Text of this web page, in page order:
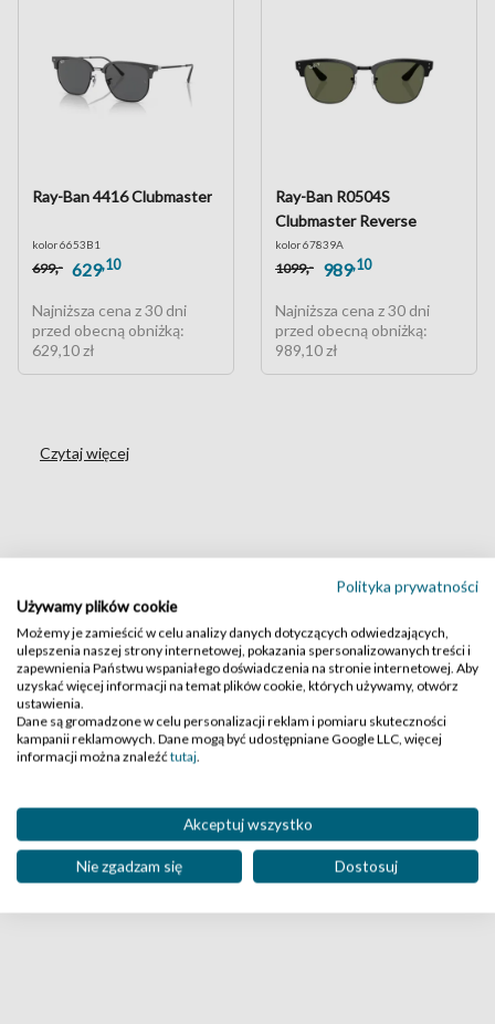
Ray-Ban 4416 Clubmaster
kolor 6653B1
699,- 629,10
Najniższa cena z 30 dni
przed obecną obniżką:
629,10 zł
Ray-Ban R0504S
Clubmaster Reverse
kolor 67839A
1099,- 989,10
Najniższa cena z 30 dni
przed obecną obniżką:
989,10 zł
Czytaj więcej
Polityka prywatności
Używamy plików cookie
Możemy je zamieścić w celu analizy danych dotyczących odwiedzających,
ulepszenia naszej strony internetowej, pokazania spersonalizowanych treści i
zapewnienia Państwu wspaniałego doświadczenia na stronie internetowej. Aby
uzyskać więcej informacji na temat plików cookie, których używamy, otwórz
ustawienia.
Dane są gromadzone w celu personalizacji reklam i pomiaru skuteczności
kampanii reklamowych. Dane mogą być udostępniane Google LLC, więcej
informacji można znaleźćtutaj.
Akceptuj wszystko
Nie zgadzam się Dostosuj